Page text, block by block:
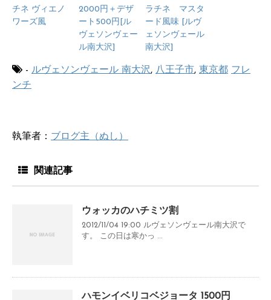
チネ ヴィエノ
ワーズ風
2000円＋デザ
ート500円[ル
ヴェソンヴェー
ル南大沢]
ラチネ マスタ
ード風味 [ルヴ
ェソンヴェール
南大沢]
- ルヴェソンヴェール 南大沢, 八王子市, 東京都 フレ
ンチ
執筆者： ブログ主（ぬし）
関連記事
ウォッカのハチミツ割
2012/11/04 19:00 ルヴェソンヴェール南大沢で
す。 この日は寒かっ ...
ハモンイベリコベジョータ 1500円